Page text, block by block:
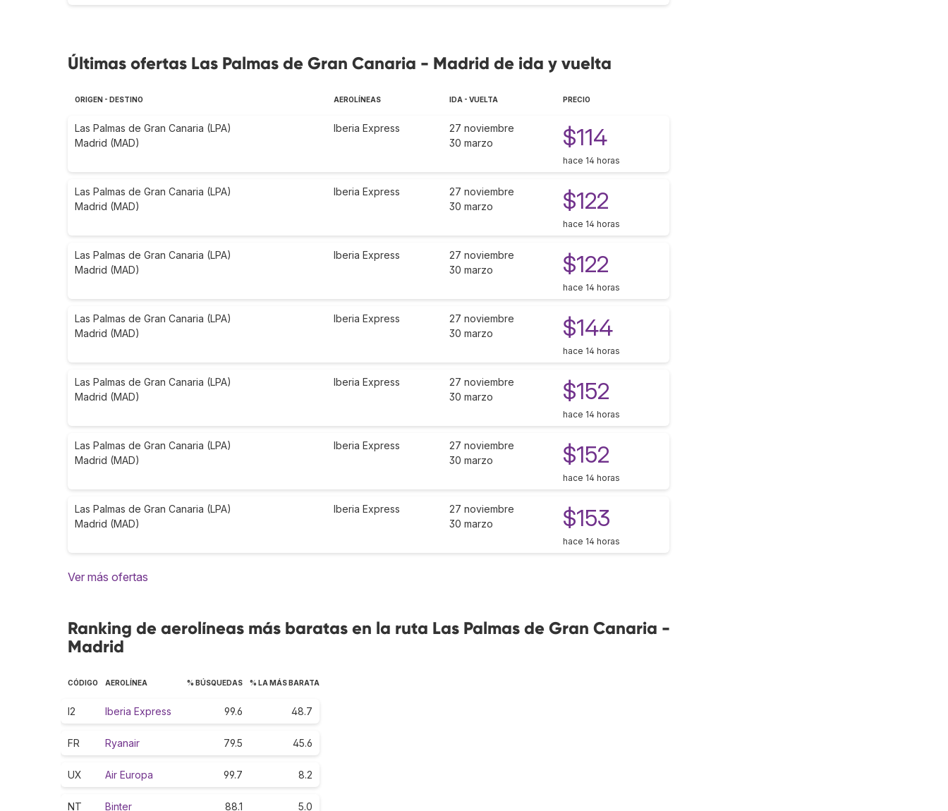
Últimas ofertas Las Palmas de Gran Canaria - Madrid de ida y vuelta
ORIGEN - DESTINO AEROLÍNEAS IDA - VUELTA PRECIO
Las Palmas de Gran Canaria (LPA)
Madrid (MAD)
Iberia Express
27 noviembre
30 marzo
$114
hace 14 horas
Las Palmas de Gran Canaria (LPA)
Madrid (MAD)
Iberia Express
27 noviembre
30 marzo
$122
hace 14 horas
Las Palmas de Gran Canaria (LPA)
Madrid (MAD)
Iberia Express
27 noviembre
30 marzo
$122
hace 14 horas
Las Palmas de Gran Canaria (LPA)
Madrid (MAD)
Iberia Express
27 noviembre
30 marzo
$144
hace 14 horas
Las Palmas de Gran Canaria (LPA)
Madrid (MAD)
Iberia Express
27 noviembre
30 marzo
$152
hace 14 horas
Las Palmas de Gran Canaria (LPA)
Madrid (MAD)
Iberia Express
27 noviembre
30 marzo
$152
hace 14 horas
Las Palmas de Gran Canaria (LPA)
Madrid (MAD)
Iberia Express
27 noviembre
30 marzo
$153
hace 14 horas
Ver más ofertas
Ranking de aerolíneas más baratas en la ruta Las Palmas de Gran Canaria -
Madrid
CÓDIGO AEROLÍNEA % BÚSQUEDAS % LA MÁS BARATA
I2 Iberia Express 99.6 48.7
FR Ryanair 79.5 45.6
UX Air Europa 99.7 8.2
NT Binter 88.1 5.0